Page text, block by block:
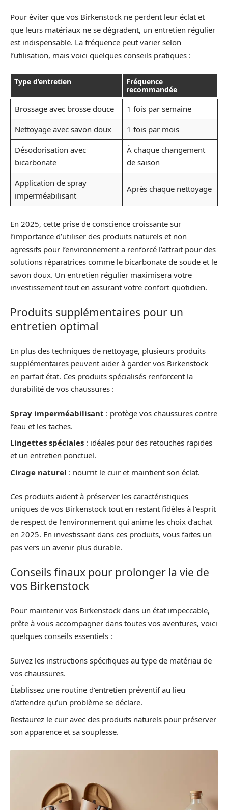
Pour éviter que vos Birkenstock ne perdent leur éclat et
que leurs matériaux ne se dégradent, un entretien régulier
est indispensable. La fréquence peut varier selon
l’utilisation, mais voici quelques conseils pratiques :
Type d’entretien
Fréquence
recommandée
Brossage avec brosse douce
1 fois par semaine
Nettoyage avec savon doux
1 fois par mois
Désodorisation avec
bicarbonate
À chaque changement
de saison
Application de spray
imperméabilisant
Après chaque nettoyage
En 2025, cette prise de conscience croissante sur
l’importance d’utiliser des produits naturels et non
agressifs pour l’environnement a renforcé l’attrait pour des
solutions réparatrices comme le bicarbonate de soude et le
savon doux. Un entretien régulier maximisera votre
investissement tout en assurant votre confort quotidien.
Produits supplémentaires pour un
entretien optimal
En plus des techniques de nettoyage, plusieurs produits
supplémentaires peuvent aider à garder vos Birkenstock
en parfait état. Ces produits spécialisés renforcent la
durabilité de vos chaussures :
Spray imperméabilisant : protège vos chaussures contre
l’eau et les taches.
Lingettes spéciales : idéales pour des retouches rapides
et un entretien ponctuel.
Cirage naturel : nourrit le cuir et maintient son éclat.
Ces produits aident à préserver les caractéristiques
uniques de vos Birkenstock tout en restant fidèles à l’esprit
de respect de l’environnement qui anime les choix d’achat
en 2025. En investissant dans ces produits, vous faites un
pas vers un avenir plus durable.
Conseils finaux pour prolonger la vie de
vos Birkenstock
Pour maintenir vos Birkenstock dans un état impeccable,
prête à vous accompagner dans toutes vos aventures, voici
quelques conseils essentiels :
Suivez les instructions spécifiques au type de matériau de
vos chaussures.
Établissez une routine d’entretien préventif au lieu
d’attendre qu’un problème se déclare.
Restaurez le cuir avec des produits naturels pour préserver
son apparence et sa souplesse.